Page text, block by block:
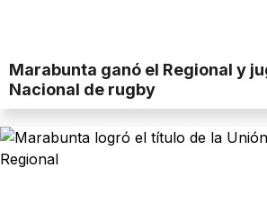
Marabunta ganó el Regional y
Nacional de rugby